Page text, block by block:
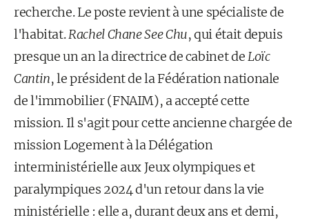
recherche. Le poste revient à une spécialiste de
l'habitat.Rachel Chane See Chu, qui était depuis
presque un an la directrice de cabinet deLoïc
Cantin, le président de la Fédération nationale
de l'immobilier (FNAIM), a accepté cette
mission. Il s'agit pour cette ancienne chargée de
mission Logement à la Délégation
interministérielle aux Jeux olympiques et
paralympiques 2024 d'un retour dans la vie
ministérielle : elle a, durant deux ans et demi,